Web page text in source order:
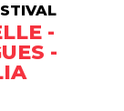
-
-